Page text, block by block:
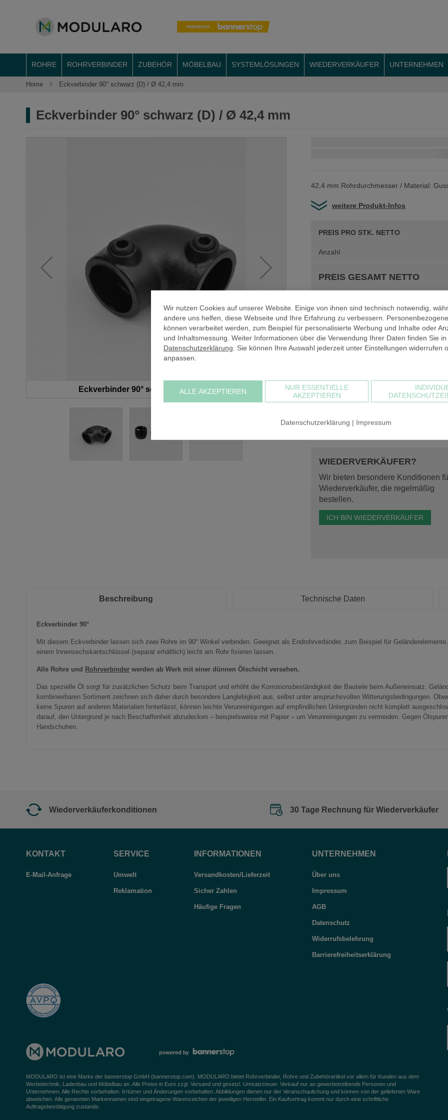
Wir nutzen Cookies auf unserer Website. Einige von ihnen sind technisch notwendig,
andere uns helfen, diese Webseite und Ihre Erfahrung zu verbessern.
können verarbeitet werden, zum Beispiel für personalisierte Werbung und Inhalte oder
und Inhaltsmessung. Weiter Informationen über die Verwendung Ihrer Daten finden Sie
Datenschutzerklärung. Sie können Ihre Auswahl jederzeit unter Einstellungen widerrufen
anpassen.
ALLE AKZEPTIEREN
NUR ESSENTIELLE
AKZEPTIEREN
Datenschutzerklärung | Impressum
ROHRE ROHRVERBINDER ZUBEHÖR MÖBELBAU SYSTEMLÖSUNGEN WIEDERVERKÄUFER
UNTERNEHMEN
Home Eckverbinder 90° schwarz (D) / Ø 42,4 mm
Eckverbinder 90° schwarz (D) / Ø 42,4 mm
Eckverbinder 90° schwarz (D) / Ø 42,4 mm
42,4 mm Rohrdurchmesser / Material:
weitere Produkt-Infos
PREIS PRO STK. NETTO
Anzahl
PREIS GESAMT NETTO
PREIS GESAMT BRUTTO
Bei einem Warenwert unter 30,00 €
Kommissionierung in Rechnung. Der
sehr hoch und müsste sich alternativ
Warenkorbwert beträgt
WIEDERVERKÄUFER?
Wir bieten besondere Konditionen
Wiederverkäufer, die regelmäßig
bestellen.
ICH BIN WIEDERVERKÄUFER
Beschreibung
Eckverbinder 90°
Mit diesem Eckverbinder lassen sich zwei Rohre im 90° Winkel verbinden. Geeignet als Endrohrverbinder, zum Beispiel für
einem Innensechskantschlüssel (separat erhältlich) leicht am Rohr fixieren lassen.
Alle Rohre und Rohrverbinder werden ab Werk mit einer dünnen Ölschicht versehen.
Das spezielle Öl sorgt für zusätzlichen Schutz beim Transport und erhöht die Korrosionsbeständigkeit der Bauteile beim Außeneinsatz.
kombinierbaren Sortiment zeichnen sich daher durch besondere Langlebigkeit aus, selbst unter anspruchsvollen Witterungsbedingungen.
keine Spuren auf anderen Materialien hinterlässt, können leichte Verunreinigungen auf empfindlichen Untergründen nicht komplett
darauf, den Untergrund je nach Beschaffenheit abzudecken – beispielsweise mit Papier – um Verunreinigungen zu vermeiden. Gegen
Handschuhen.
Technische Daten
Wiederverkäuferkonditionen 30 Tage Rechnung für Wiederverkäufer
KONTAKT
E-Mail-Anfrage
SERVICE
Umwelt
Reklamation
INFORMATIONEN
Versandkosten/Lieferzeit
Sicher Zahlen
Häufige Fragen
UNTERNEHMEN
Über uns
Impressum
AGB
Datenschutz
Widerrufsbelehrung
Barrierefreiheitserklärung
MODULARO ist eine Marke der bannerstop GmbH (bannerstop.com). MODULARO bietet Rohrverbinder, Rohre und Zubehörartikel vor allem für Kunden aus dem
Werbetechnik, Ladenbau und Möbelbau an. Alle Preise in Euro zzgl. Versand und gesetzl. Umsatzsteuer. Verkauf nur an gewerbetreibende Personen und
Unternehmen. Alle Rechte vorbehalten. Irrtümer und Änderungen vorbehalten. Abbildungen dienen nur der Veranschaulichung und können von der gelieferten Ware
abweichen. Alle genannten Markennamen sind eingetragene Warenzeichen der jeweiligen Hersteller. Ein Kaufvertrag kommt nur durch eine schriftliche
Auftragsbestätigung zustande.